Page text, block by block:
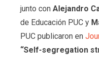
junto con Alejandro
de Educación PUC y
PUC publicaron en
“Self-segregation